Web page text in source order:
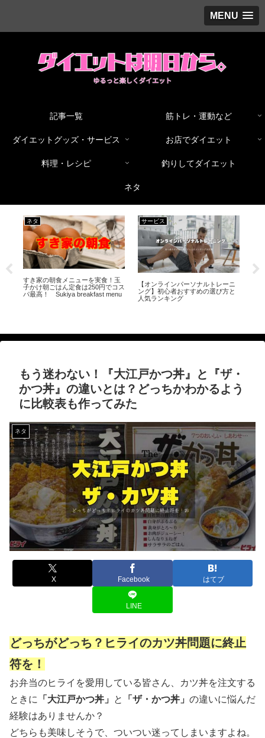
MENU
記事一覧 筋トレ・運動など
ダイエットグッズ・サービス お店でダイエット
料理・レシピ 釣りしてダイエット
ネタ
ネタ
すき家の朝食メニューを実食！玉
子かけ朝ごはん定食は250円でコス
パ最高！ Sukiya breakfast menu
サービス
【オンラインパーソナルトレーニ
ング】初心者おすすめの選び方と
人気ランキング
もう迷わない！『大江戸かつ丼』と『ザ・
かつ丼』の違いとは？どっちかわかるよう
に比較表も作ってみた
ネタ
X Facebook はてブ
LINE
どっちがどっち？ヒライのカツ丼問題に終止
符を！
お弁当のヒライを愛用している皆さん、カツ丼を注文する
ときに
「大江戸かつ丼」 と 「ザ・かつ丼」 の違いに悩んだ
経験はありませんか？
どちらも美味しそうで、ついつい迷ってしまいますよね。